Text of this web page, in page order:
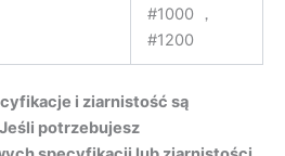
#1000 ，
#1200
i ziarnistość są
potrzebujesz